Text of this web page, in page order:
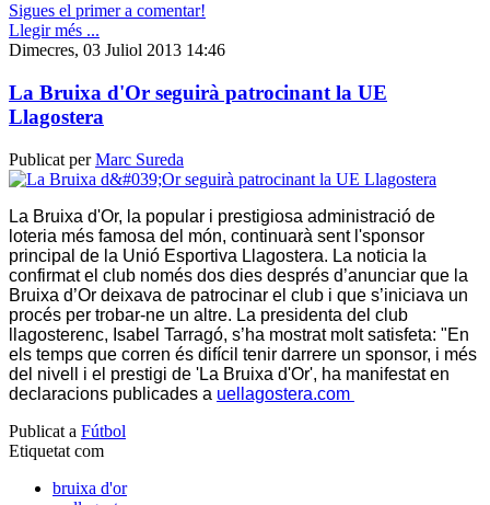
Sigues el primer a comentar!
Llegir més ...
Dimecres, 03 Juliol 2013 14:46
La Bruixa d'Or seguirà patrocinant la UE
Llagostera
Publicat perMarc Sureda
La Bruixa d'Or, la popular i prestigiosa administració de
loteria més famosa del món, continuarà sent l'sponsor
principal de la Unió Esportiva Llagostera. La noticia la
confirmat el club només dos dies després d’anunciar que la
Bruixa d’Or deixava de patrocinar el club i que s’iniciava un
procés per trobar-ne un altre. La presidenta del club
llagosterenc, Isabel Tarragó, s’ha mostrat molt satisfeta: "En
els temps que corren és difícil tenir darrere un sponsor, i més
del nivell i el prestigi de 'La Bruixa d'Or', ha manifestat en
declaracions publicades a uellagostera.com
Publicat a Fútbol
Etiquetat com
bruixa d'or